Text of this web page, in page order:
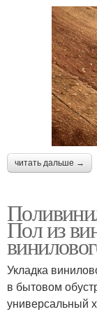
читать дальше →
Пол из
Укладка
в бытовом
универсальный